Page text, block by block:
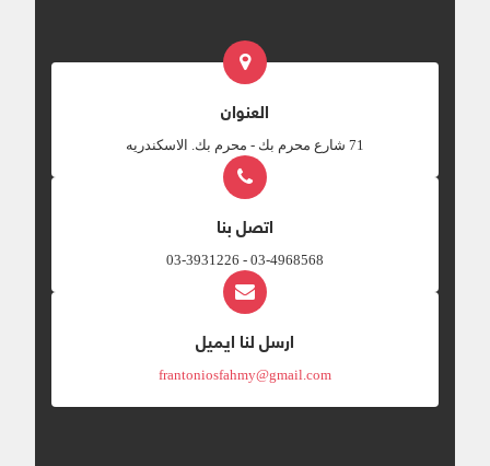
العنوان
‎71 شارع محرم بك - محرم بك. الاسكندريه
اتصل بنا
03-4968568 - 03-3931226
ارسل لنا ايميل
frantoniosfahmy@gmail.com